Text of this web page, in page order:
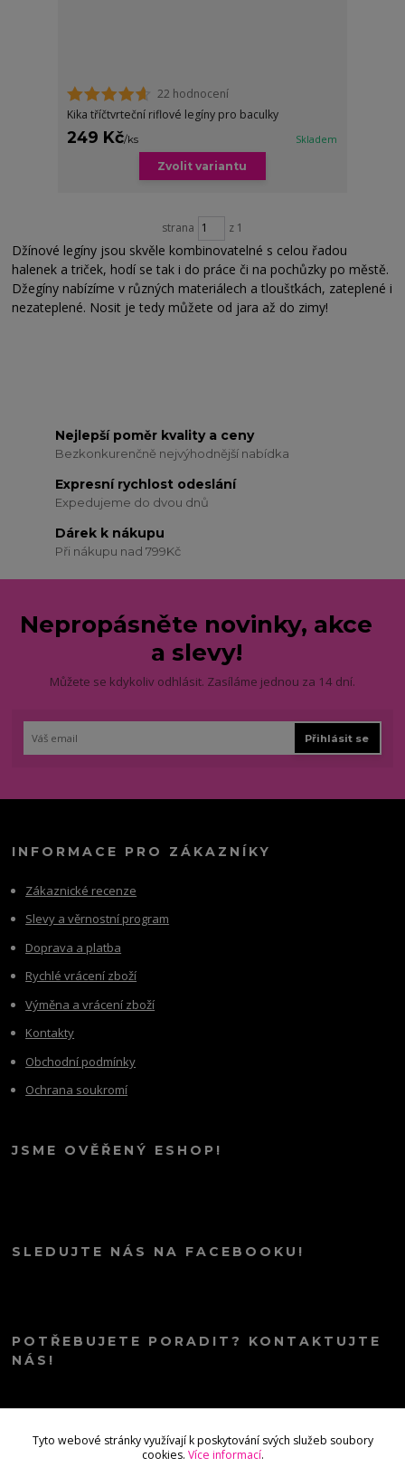
22 hodnocení
Kika tříčtvrteční riflové legíny pro baculky
249 Kč/ks Skladem
Zvolit variantu
strana z 1
Džínové legíny jsou skvěle kombinovatelné s celou řadou
halenek a triček, hodí se tak i do práce či na pochůzky po městě.
Džegíny nabízíme v různých materiálech a tloušťkách, zateplené i
nezateplené. Nosit je tedy můžete od jara až do zimy!
Nejlepší poměr kvality a ceny
Bezkonkurenčně nejvýhodnější nabídka
Expresní rychlost odeslání
Expedujeme do dvou dnů
Dárek k nákupu
Při nákupu nad 799Kč
Nepropásněte novinky, akce
a slevy!
Můžete se kdykoliv odhlásit. Zasíláme jednou za 14 dní.
Přihlásit se
INFORMACE PRO ZÁKAZNÍKY
Zákaznické recenze
Slevy a věrnostní program
Doprava a platba
Rychlé vrácení zboží
Výměna a vrácení zboží
Kontakty
Obchodní podmínky
Ochrana soukromí
JSME OVĚŘENÝ ESHOP!
SLEDUJTE NÁS NA FACEBOOKU!
POTŘEBUJETE PORADIT? KONTAKTUJTE
NÁS!
Tyto webové stránky využívají k poskytování svých služeb soubory
cookies. Více informací.